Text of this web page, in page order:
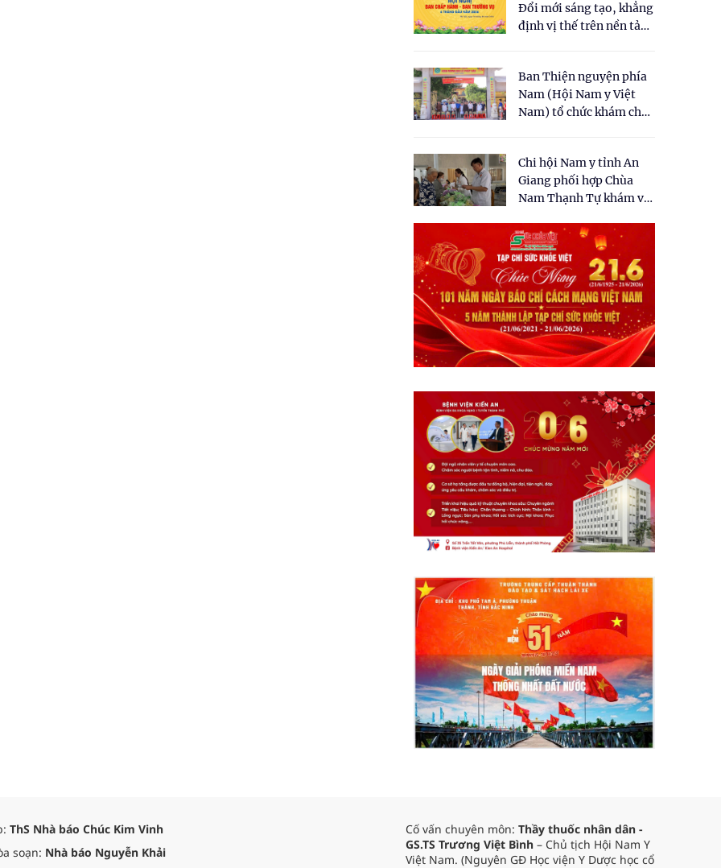
Đổi mới sáng tạo, khẳng
định vị thế trên nền tảng
Ban Thiện nguyện phía
Nam (Hội Nam y Việt
Nam) tổ chức khám chữa
dân tại xã Tân Tập
Chi hội Nam y tỉnh An
Giang phối hợp Chùa
Nam Thạnh Tự khám và
nhân dân
ThS Nhà báo Chúc Kim Vinh
soạn: Nhà báo Nguyễn Khải
Cố vấn chuyên môn: Thầy thuốc nhân dân -
GS.TS Trương Việt Bình – Chủ tịch Hội Nam Y
Việt Nam. (Nguyên GĐ Học viện Y Dược học cổ